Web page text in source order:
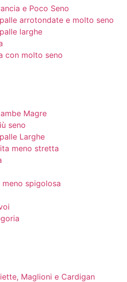
e Poco Seno
arrotondate e molto seno
larghe
con molto seno
Magre
seno
Larghe
meno stretta
spigolosa
Maglioni e Cardigan